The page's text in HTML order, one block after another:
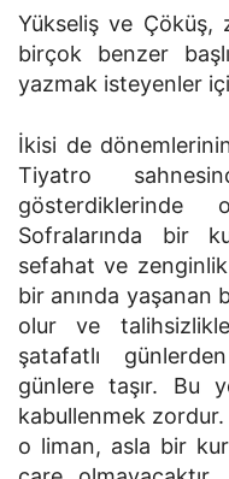
Yükseliş ve
birçok benzer
yazmak isteyenler
İkisi de
Tiyatro
gösterdiklerinde
Sofralarında bir
sefahat ve
bir anında yaşanan
olur ve
şatafatlı
günlere taşır. Bu
kabullenmek zordur.
o liman, asla bir